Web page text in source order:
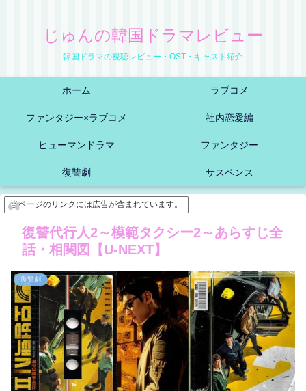
じゅんの韓国ドラマレビュー
韓国ドラマの視聴レビュー・OST・キャスト紹介
ホーム ラブコメ
ファンタジー×ラブコメ 社内恋愛編
ヒューマンドラマ ファンタジー
復讐劇 サスペンス
当ページのリンクには広告が含まれています。
復讐代行人2～模範タクシー2～あらすじ全
話・相関図【U-NEXT】
復讐劇